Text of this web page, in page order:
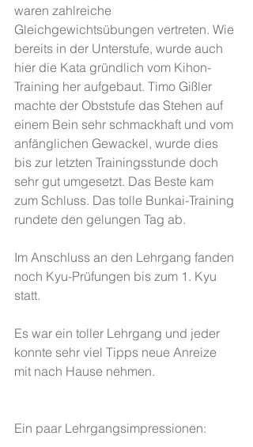
waren zahlreiche
Gleichgewichtsübungen vertreten. Wie
bereits in der Unterstufe, wurde auch
hier die Kata gründlich vom Kihon-
Training her aufgebaut. Timo Gißler
machte der Obststufe das Stehen auf
einem Bein sehr schmackhaft und vom
anfänglichen Gewackel, wurde dies
bis zur letzten Trainingsstunde doch
sehr gut umgesetzt. Das Beste kam
zum Schluss. Das tolle Bunkai-Training
rundete den gelungen Tag ab.
Im Anschluss an den Lehrgang fanden
noch Kyu-Prüfungen bis zum 1. Kyu
statt.
Es war ein toller Lehrgang und jeder
konnte sehr viel Tipps neue Anreize
mit nach Hause nehmen.
Ein paar Lehrgangsimpressionen: